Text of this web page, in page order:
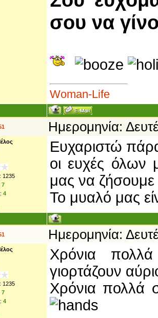
σου να
Woman-Life
Ημερομηνία:
1235
7
4
Eυχαριστώ
οι ευχές όλων
μας να ζήσουμε
Το μυαλό μας
Ημερομηνία:
1235
7
4
Χρόνια
γιορτάζουν
Χρόνια πολλά